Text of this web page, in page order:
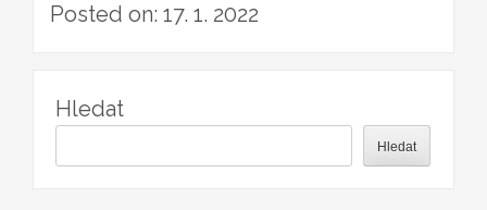
Posted on: 17. 1. 2022
Hledat
Hledat